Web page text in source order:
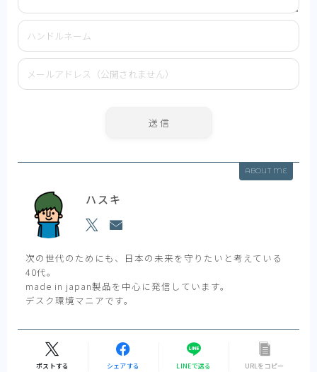
ABOUT ME
ハスキ
次の世代のためにも、日本の未来を守りたいと考えている
40代。
made in japan製品を中心に発信しています。
デスク環境マニアです。
ポストする シェアする LINEで送る URLをコピー